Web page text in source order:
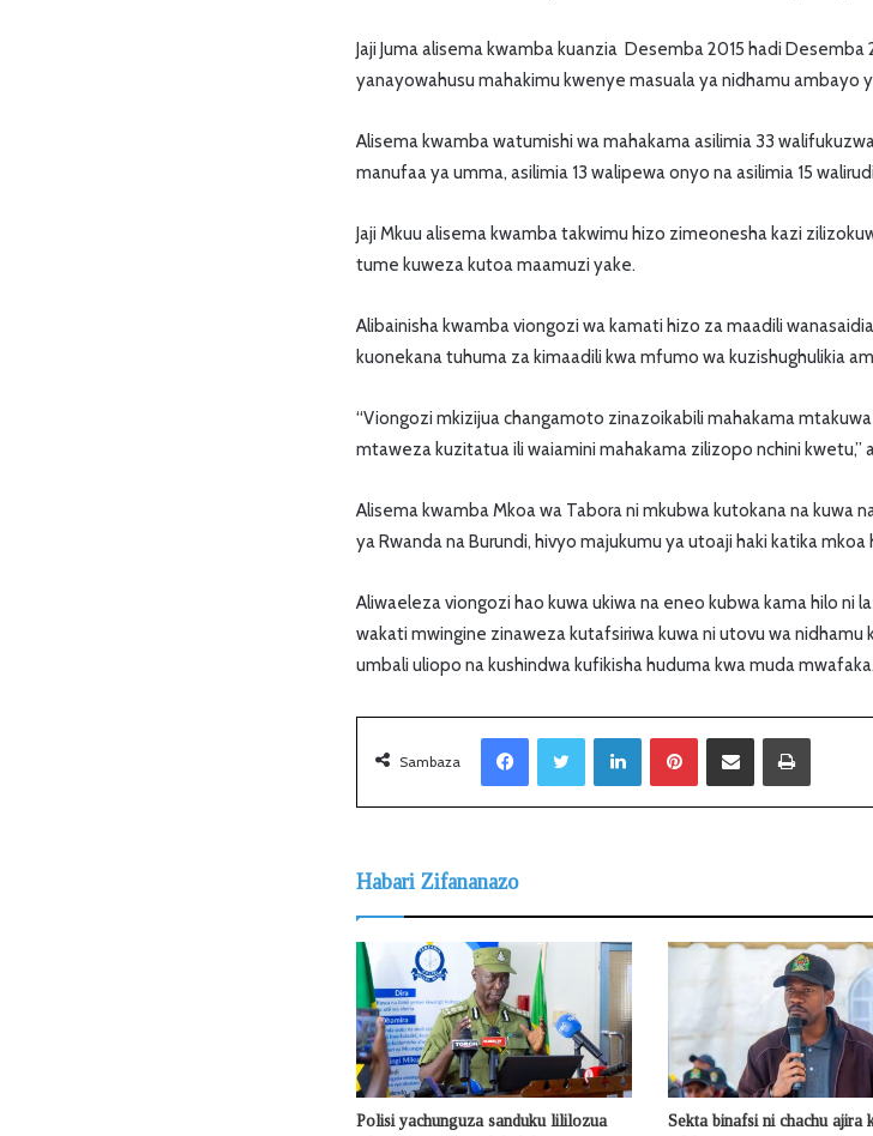
Jaji Juma alisema kwamba kuanzia Desemba 2015 hadi
yanayowahusu mahakimu kwenye masuala ya nidhamu ambayo
Alisema kwamba watumishi wa mahakama asilimia 33
manufaa ya umma, asilimia 13 walipewa onyo na asilimia 15
Jaji Mkuu alisema kwamba takwimu hizo zimeonesha kazi
tume kuweza kutoa maamuzi yake.
Alibainisha kwamba viongozi wa kamati hizo za maadili
kuonekana tuhuma za kimaadili kwa mfumo wa kuzishughulikia
“Viongozi mkizijua changamoto zinazoikabili mahakama
mtaweza kuzitatua ili waiamini mahakama zilizopo nchini kwetu,”
Alisema kwamba Mkoa wa Tabora ni mkubwa kutokana na kuwa
ya Rwanda na Burundi, hivyo majukumu ya utoaji haki katika
Aliwaeleza viongozi hao kuwa ukiwa na eneo kubwa kama hilo ni
wakati mwingine zinaweza kutafsiriwa kuwa ni utovu wa
umbali uliopo na kushindwa kufikisha huduma kwa muda mwafaka.
Sambaza
LinkedIn Sambaza kupitia barua pepe
Habari Zifananazo
Polisi yachunguza sanduku lililozua
Sekta binafsi ni chachu ajira